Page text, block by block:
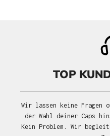
TOP
Wir lassen keine Fragen
der Wahl deiner Caps
Kein Problem. Wir